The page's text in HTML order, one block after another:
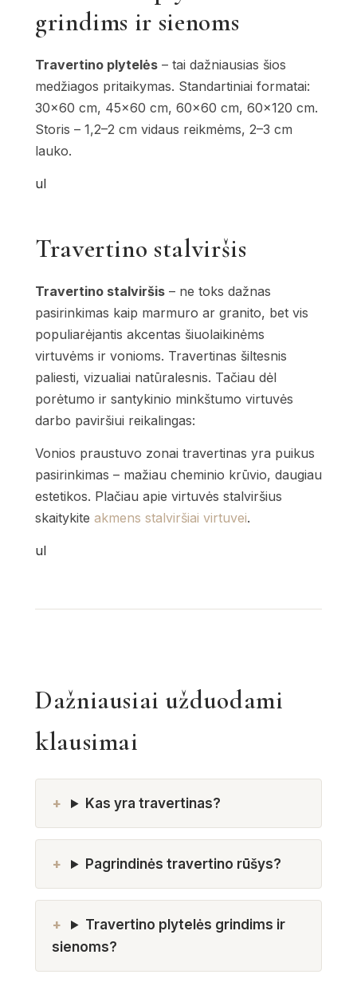
grindims ir sienoms
Travertino plytelės – tai dažniausias šios
medžiagos pritaikymas. Standartiniai formatai:
30×60 cm, 45×60 cm, 60×60 cm, 60×120 cm.
Storis – 1,2–2 cm vidaus reikmėms, 2–3 cm
lauko.
ul
Travertino stalviršis
Travertino stalviršis – ne toks dažnas
pasirinkimas kaip marmuro ar granito, bet vis
populiarėjantis akcentas šiuolaikinėms
virtuvėms ir vonioms. Travertinas šiltesnis
paliesti, vizualiai natūralesnis. Tačiau dėl
porėtumo ir santykinio minkštumo virtuvės
darbo paviršiui reikalingas:
Vonios praustuvo zonai travertinas yra puikus
pasirinkimas – mažiau cheminio krūvio, daugiau
estetikos. Plačiau apie virtuvės stalviršius
skaitykite akmens stalviršiai virtuvei.
ul
Dažniausiai užduodami
klausimai
Kas yra travertinas?
Pagrindinės travertino rūšys?
Travertino plytelės grindims ir
sienoms?